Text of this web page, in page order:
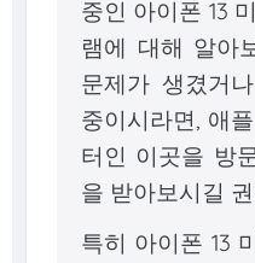
중인 아이폰 13
램에 대해 알아
문제가 생겼거
중이시라면, 애
터인 이곳을 방
을 받아보시길
특히 아이폰 13